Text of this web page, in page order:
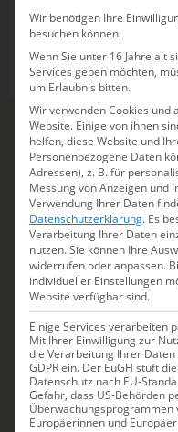
SV Bayer Uerdingen
(USA)
George Triantafyllou
Wir benötigen Ihre
besuchen können.
Wenn Sie unter 16 Jahre alt
Services geben möchten,
um Erlaubnis bitten.
Wir verwenden Cookies und
Website. Einige von ihnen
helfen, diese Website und
Personenbezogene Daten
Adressen), z. B. für
Messung von Anzeigen und
Verwendung Ihrer Daten
Datenschutzerklärung. Es
Verarbeitung Ihrer Daten
nutzen.Sie können Ihre
widerrufen oder anpassen.
individueller Einstellungen
Website verfügbar sind.
Einige Services verarbeiten
Mit Ihrer Einwilligung zur
die Verarbeitung Ihrer Daten
GDPR ein. Der EuGH stuft
Datenschutz nach EU-
Gefahr, dass US-Behörden
Europäerinnen und